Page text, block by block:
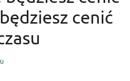
cenić